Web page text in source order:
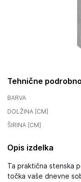
Tehnične
BARVA
DOLŽINA [CM]
ŠIRINA [CM]
Opis izdelka
Ta praktična stenska
točka vaše dnevne